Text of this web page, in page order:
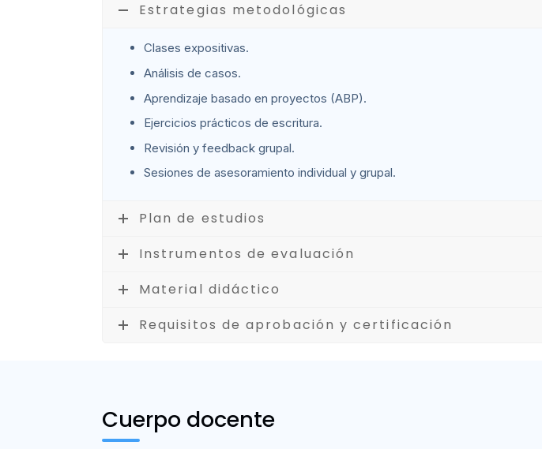
Estrategias metodológicas
Clases expositivas.
Análisis de casos.
Aprendizaje basado en proyectos (ABP).
Ejercicios prácticos de escritura.
Revisión y feedback grupal.
Sesiones de asesoramiento individual y grupal.
Plan de estudios
Instrumentos de evaluación
Material didáctico
Requisitos de aprobación y certificación
Cuerpo docente